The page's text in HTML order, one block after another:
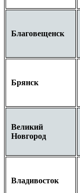
Благовещенск
Брянск
Великий
Новгород
Владивосток